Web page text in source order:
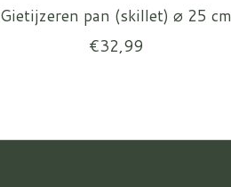
Gietijzeren pan (skillet) ⌀ 25 cm
€32,99